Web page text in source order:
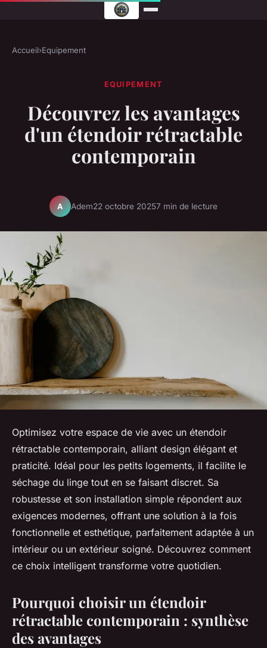
Accueil›Equipement
EQUIPEMENT
Découvrez les avantages
d'un étendoir rétractable
contemporain
A Adem22 octobre 20257 min de lecture
Optimisez votre espace de vie avec un étendoir
rétractable contemporain, alliant design élégant et
praticité. Idéal pour les petits logements, il facilite le
séchage du linge tout en se faisant discret. Sa
robustesse et son installation simple répondent aux
exigences modernes, offrant une solution à la fois
fonctionnelle et esthétique, parfaitement adaptée à un
intérieur ou un extérieur soigné. Découvrez comment
ce choix intelligent transforme votre quotidien.
Pourquoi choisir un étendoir
rétractable contemporain : synthèse
des avantages